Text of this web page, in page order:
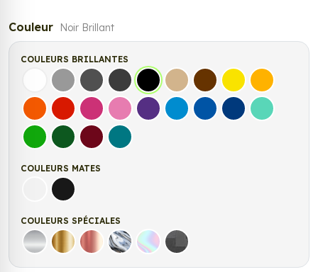
Couleur Noir Brillant
COULEURS BRILLANTES
Blanc Gris Gris FoncéGris Anthracite
Noir Beige Marron Jaune ClairJaune
OrangeRouge FuchsiaRose Violet Bleu clairBleu MoyenBleu FoncéBleu Vert
Vert clairVert FoncéBordeauxTurquoise
COULEURS MATES
Blanc matNoir mat
COULEURS SPÉCIALES
Argent Or Rose Gold
ChromeHolographique
Carbone Noir